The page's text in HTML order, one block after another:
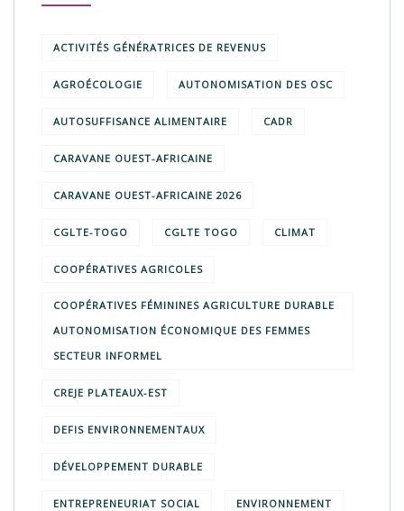
ACTIVITÉS GÉNÉRATRICES DE REVENUS
AGROÉCOLOGIE AUTONOMISATION DES OSC
AUTOSUFFISANCE ALIMENTAIRE CADR
CARAVANE OUEST-AFRICAINE
CARAVANE OUEST-AFRICAINE 2026
CGLTE-TOGO CGLTE TOGO CLIMAT
COOPÉRATIVES AGRICOLES
COOPÉRATIVES FÉMININES AGRICULTURE DURABLE
AUTONOMISATION ÉCONOMIQUE DES FEMMES
SECTEUR INFORMEL
CREJE PLATEAUX-EST
DEFIS ENVIRONNEMENTAUX
DÉVELOPPEMENT DURABLE
ENTREPRENEURIAT SOCIAL ENVIRONNEMENT